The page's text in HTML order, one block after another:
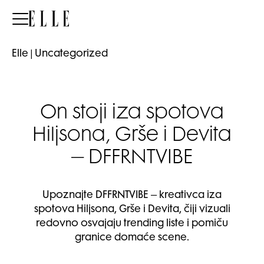
Elle
Elle Uncategorized
On stoji iza spotova
Hiljsona, Grše i Devita
– DFFRNTVIBE
Upoznajte DFFRNTVIBE – kreativca iza
spotova Hiljsona, Grše i Devita, čiji vizuali
redovno osvajaju trending liste i pomiču
granice domaće scene.